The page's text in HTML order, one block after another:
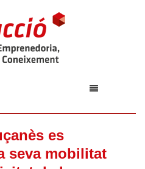
es
seva mobilitat